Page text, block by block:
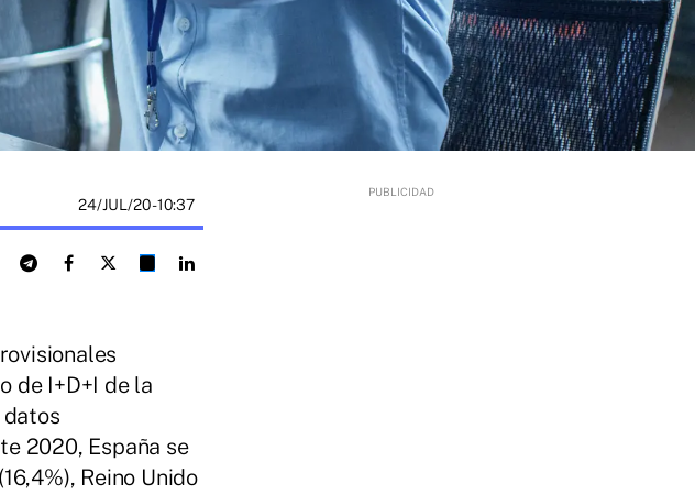
24/JUL/20- 10:37
de I+D+I de la
datos
2020, España se
Reino Unido